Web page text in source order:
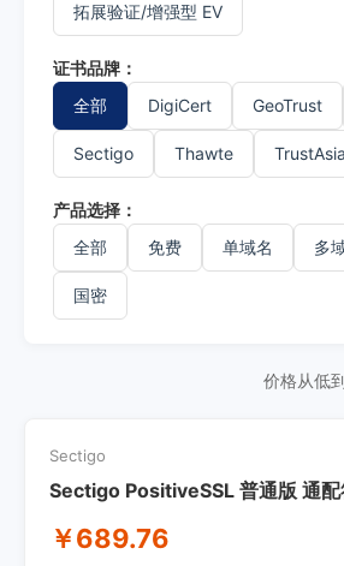
拓展验证/增强型 EV
证书品牌：
全部
DigiCert GeoTrust
Sectigo Thawte TrustAsia
产品选择：
全部
免费 单域名 多
国密
价格从低
Sectigo
Sectigo PositiveSSL 普通版 通配
￥689.76